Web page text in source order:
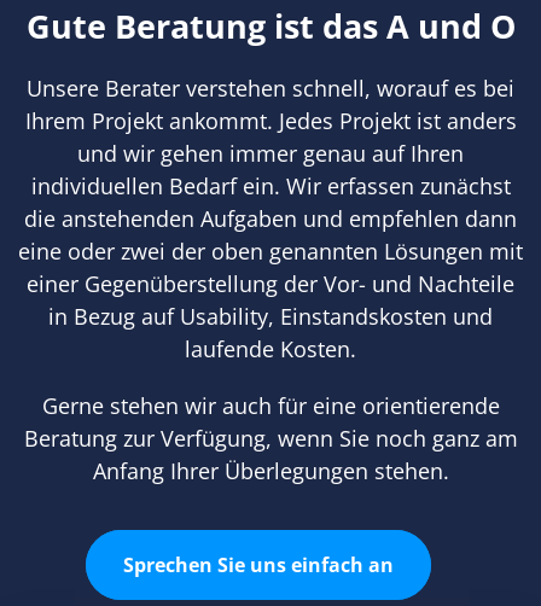
Gute Beratung ist das A und O
Unsere Berater verstehen schnell, worauf es bei
Ihrem Projekt ankommt. Jedes Projekt ist anders
und wir gehen immer genau auf Ihren
individuellen Bedarf ein. Wir erfassen zunächst
die anstehenden Aufgaben und empfehlen dann
eine oder zwei der oben genannten Lösungen mit
einer Gegenüberstellung der Vor- und Nachteile
in Bezug auf Usability, Einstandskosten und
laufende Kosten.
Gerne stehen wir auch für eine orientierende
Beratung zur Verfügung, wenn Sie noch ganz am
Anfang Ihrer Überlegungen stehen.
Sprechen Sie uns einfach an